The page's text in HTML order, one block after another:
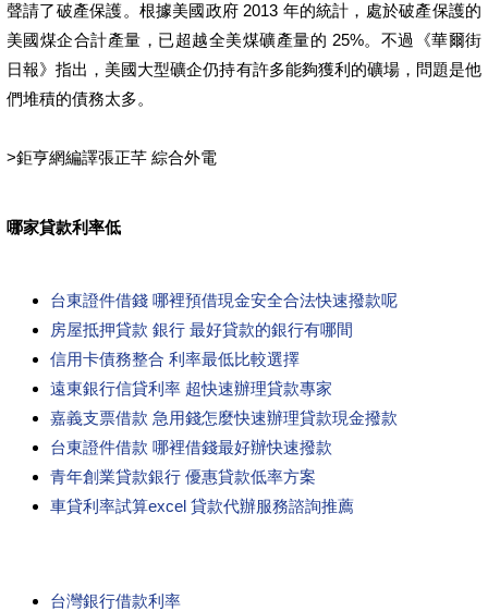
聲請了破產保護。根據美國政府 2013 年的統計，處於破產保護的
美國煤企合計產量，已超越全美煤礦產量的 25%。不過《華爾街
日報》指出，美國大型礦企仍持有許多能夠獲利的礦場，問題是他
們堆積的債務太多。
>鉅亨網編譯張正芊 綜合外電
哪家貸款利率低
台東證件借錢 哪裡預借現金安全合法快速撥款呢
房屋抵押貸款 銀行 最好貸款的銀行有哪間
信用卡債務整合 利率最低比較選擇
遠東銀行信貸利率 超快速辦理貸款專家
嘉義支票借款 急用錢怎麼快速辦理貸款現金撥款
台東證件借款 哪裡借錢最好辦快速撥款
青年創業貸款銀行 優惠貸款低率方案
車貸利率試算excel 貸款代辦服務諮詢推薦
台灣銀行借款利率